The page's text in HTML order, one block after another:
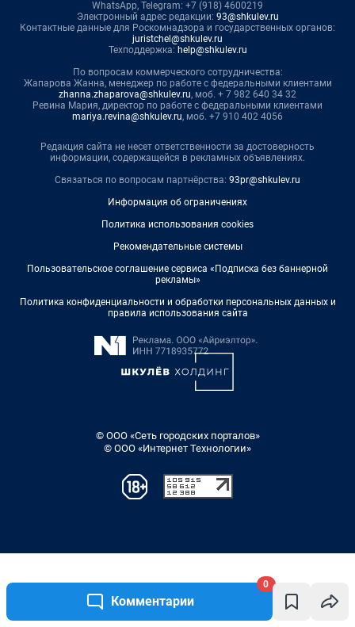
Комментарии
0